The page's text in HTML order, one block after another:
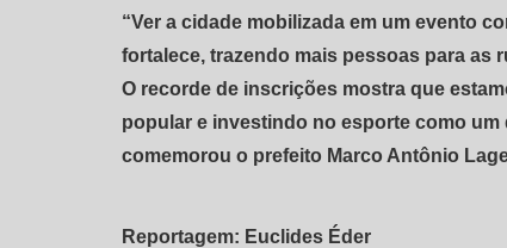
“Ver a cidade mobilizada em um evento
fortalece, trazendo mais pessoas para as
O recorde de inscrições mostra que
popular e investindo no esporte como
comemorou o prefeito Marco Antônio
Reportagem: Euclides Éder